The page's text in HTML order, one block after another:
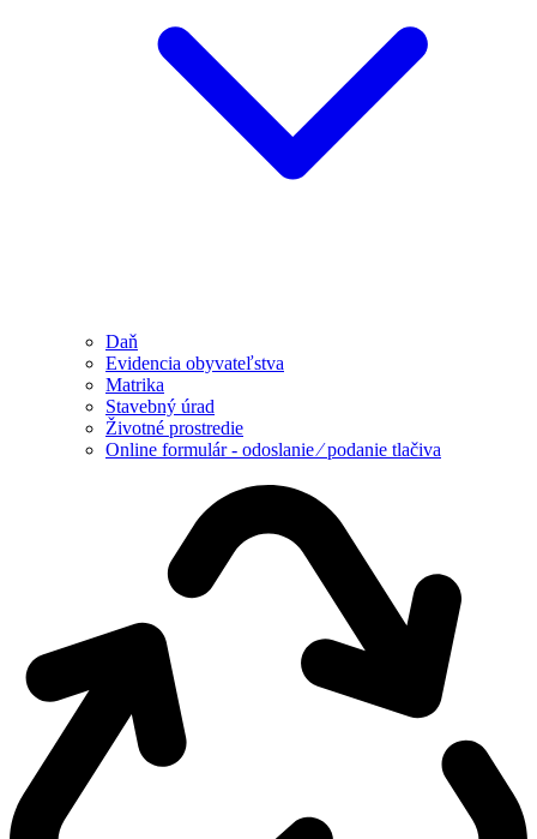
Daň
Evidencia obyvateľstva
Matrika
Stavebný úrad
Životné prostredie
Online formulár - odoslanie ⁄ podanie tlačiva